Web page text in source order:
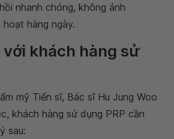
nhanh chóng, không ảnh
hàng ngày.
với khách hàng sử
mỹ Tiến sĩ, Bác sĩ Hu Jung Woo
khách hàng sử dụng PRP cần
sau: